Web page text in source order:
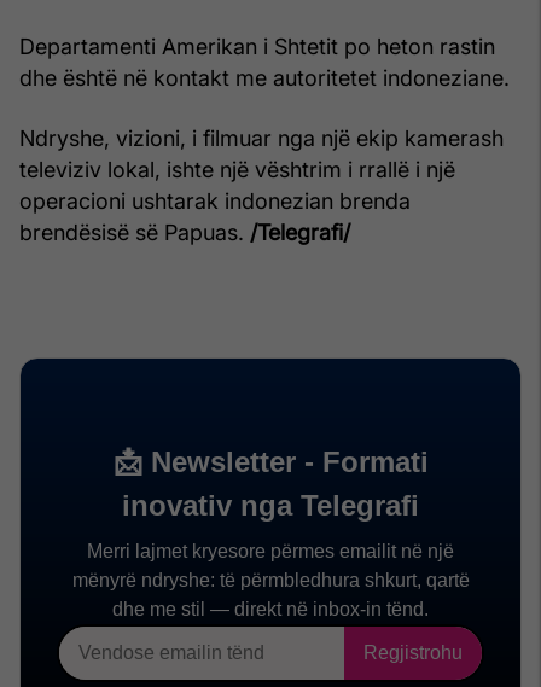
Departamenti Amerikan i Shtetit po heton rastin
dhe është në kontakt me autoritetet indoneziane.
Ndryshe, vizioni, i filmuar nga një ekip kamerash
televiziv lokal, ishte një vështrim i rrallë i një
operacioni ushtarak indonezian brenda
brendësisë së Papuas. /Telegrafi/